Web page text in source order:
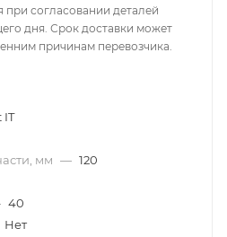
при согласовании деталей
дня. Срок доставки может
причинам перевозчика.
IT
мм — 120
40
Нет